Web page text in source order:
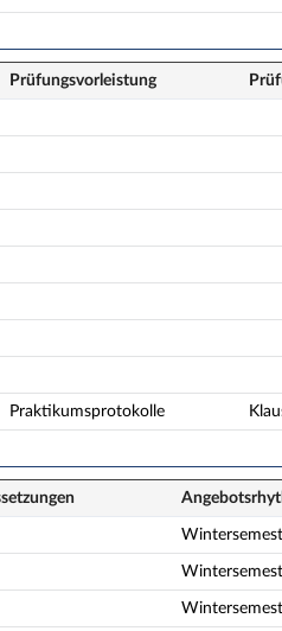
Prüfungsvorleistung
Praktikumsprotokolle